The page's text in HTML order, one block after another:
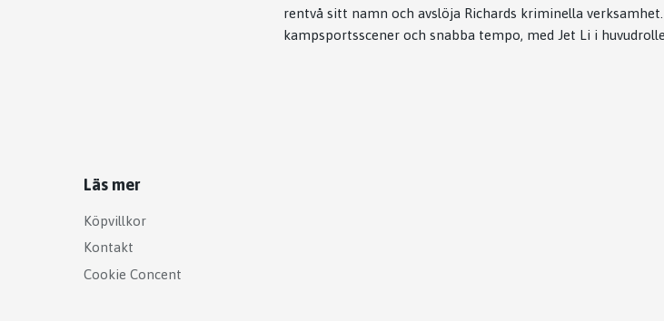
rentvå sitt namn och avslöja Richards kriminella
kampsportsscener och snabba tempo, med Jet Li i
Läs mer
Köpvillkor
Kontakt
Cookie Concent